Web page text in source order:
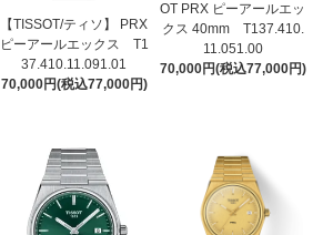
【TISSOT/ティソ】 PRX
ピーアールエックス T1
37.410.11.091.01
70,000円(税込77,000円)
OT PRX ピーアールエッ
クス 40mm T137.410.
11.051.00
70,000円(税込77,000円)